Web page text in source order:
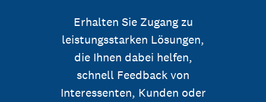
Erhalten Sie Zugang zu
leistungsstarken Lösungen,
die Ihnen dabei helfen,
schnell Feedback von
Interessenten, Kunden oder